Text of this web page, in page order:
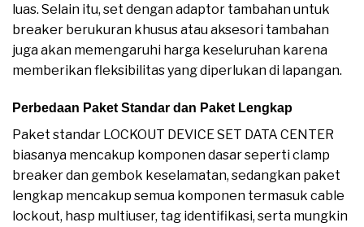
luas. Selain itu, set dengan adaptor tambahan untuk
breaker berukuran khusus atau aksesori tambahan
juga akan memengaruhi harga keseluruhan karena
memberikan fleksibilitas yang diperlukan di lapangan.
Perbedaan Paket Standar dan Paket Lengkap
Paket standar LOCKOUT DEVICE SET DATA CENTER
biasanya mencakup komponen dasar seperti clamp
breaker dan gembok keselamatan, sedangkan paket
lengkap mencakup semua komponen termasuk cable
lockout, hasp multiuser, tag identifikasi, serta mungkin